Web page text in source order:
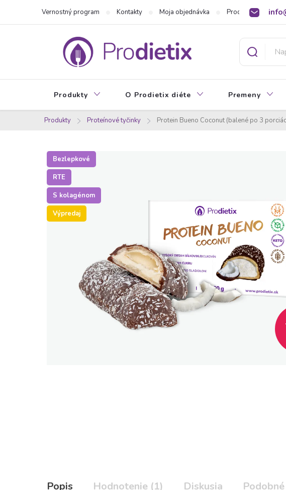
Vernostný program Kontakty Moja objednávka Prodietix poradňa
Produkty O Prodietix diéte Premeny
Produkty Proteínové tyčinky Protein Bueno Coconut (balené po 3
Bezlepkové
RTE
S kolagénom
Výpredaj
Popis Hodnotenie (1) Diskusia